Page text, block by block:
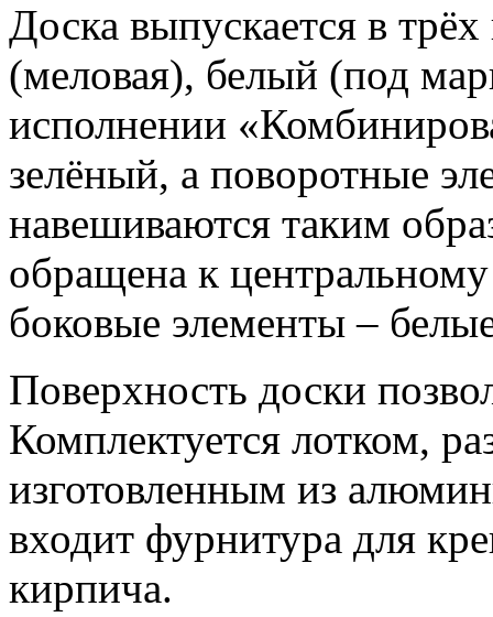
Доска выпускается в
(меловая), белый (под
исполнении
зелёный, а поворотные
навешиваются таким
обращена к
боковые элементы –
Поверхность доски
Комплектуется лотком,
изготовленным из
входит фурнитура для
кирпича.